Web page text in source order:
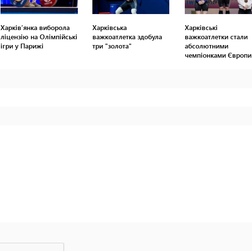
Харків’янка виборола
ліцензію на Олімпійські
ігри у Парижі
Харківська
важкоатлетка здобула
три "золота"
Харківські
важкоатлетки стали
абсолютними
чемпіонками Європи